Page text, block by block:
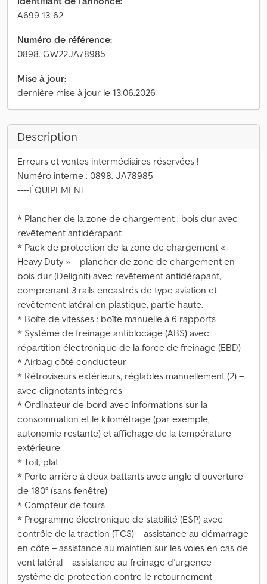
A699-13-62
Numéro de référence:
0898. GW22JA78985
Mise à jour:
dernière mise à jour le 13.06.2026
Description
Erreurs et ventes intermédiaires réservées !
Numéro interne : 0898. JA78985
----ÉQUIPEMENT
* Plancher de la zone de chargement : bois dur avec
revêtement antidérapant
* Pack de protection de la zone de chargement «
Heavy Duty » – plancher de zone de chargement en
bois dur (Delignit) avec revêtement antidérapant,
comprenant 3 rails encastrés de type aviation et
revêtement latéral en plastique, partie haute.
* Boîte de vitesses : boîte manuelle à 6 rapports
* Système de freinage antiblocage (ABS) avec
répartition électronique de la force de freinage (EBD)
* Airbag côté conducteur
* Rétroviseurs extérieurs, réglables manuellement (2) –
avec clignotants intégrés
* Ordinateur de bord avec informations sur la
consommation et le kilométrage (par exemple,
autonomie restante) et affichage de la température
extérieure
* Toit, plat
* Porte arrière à deux battants avec angle d’ouverture
de 180° (sans fenêtre)
* Compteur de tours
* Programme électronique de stabilité (ESP) avec
contrôle de la traction (TCS) – assistance au démarrage
en côte – assistance au maintien sur les voies en cas de
vent latéral – assistance au freinage d’urgence –
système de protection contre le retournement